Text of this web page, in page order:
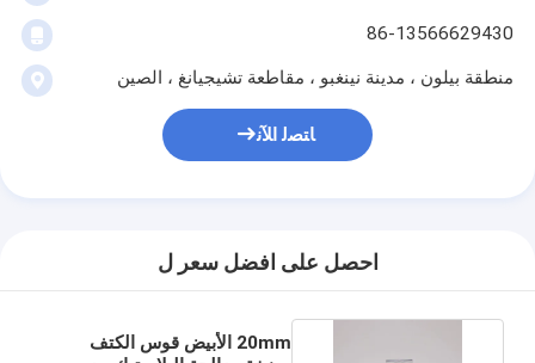
86-13566629430
منطقة بيلون ، مدينة نينغبو ، مقاطعة تشيجيانغ ، الصين
ﺎﺘﺼﻟ ﺍﻶﻧ
احصل على افضل سعر ل
20mm الأبيض قوس الكتف